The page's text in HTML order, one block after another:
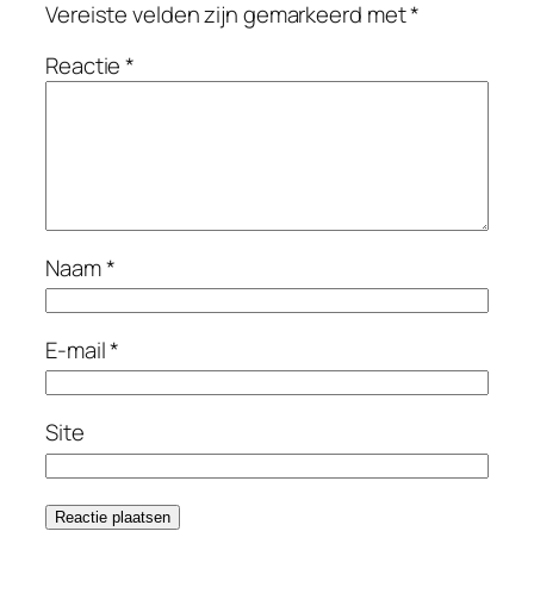
Vereiste velden zijn gemarkeerd met*
Reactie*
Naam*
E-mail*
Site